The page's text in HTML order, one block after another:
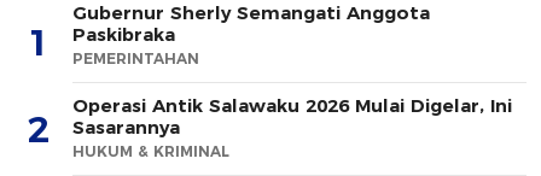
1
Gubernur Sherly Semangati Anggota
Paskibraka
PEMERINTAHAN
2
Operasi Antik Salawaku 2026 Mulai Digelar, Ini
Sasarannya
HUKUM & KRIMINAL